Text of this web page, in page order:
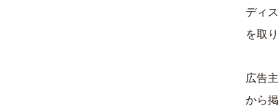
ディ
を取
広告
から